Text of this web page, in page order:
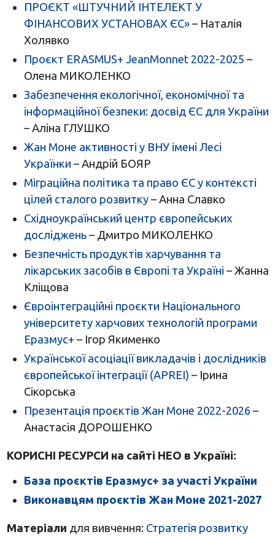
ПРОЄКТ «ШТУЧНИЙ ІНТЕЛЕКТ У
ФІНАНСОВИХ УСТАНОВАХ ЄС»– Наталія
Холявко
Проєкт ERASMUS+ JeanMonnet 2022-2025 –
Олена МИКОЛЕНКО
Забезпечення екологічної, економічної та
інформаційної безпеки: досвід ЄС для України
– Аліна ГЛУШКО
Жан Моне активності у ВНУ імені Лесі
Українки – Андрій БОЯР
Міграційна політика та право ЄС у контексті
цілей сталого розвитку– Анна Славко
Східноукраїнський центр європейських
досліджень– Дмитро МИКОЛЕНКО
Безпечність продуктів харчування та
лікарських засобів в Європі та Україні – Жанна
Кліщова
Євроінтеграційні проєкти Національного
університету харчових технологій програми
Еразмус+ – Ігор Якименко
Української асоціації викладачів і дослідників
європейської інтеграції (APREI) – Ірина
Сікорська
Презентація проєктів Жан Моне 2022-2026 –
Анастасія ДОРОШЕНКО
КОРИСНІ РЕСУРСИ на сайті НЕО в Україні:
База проєктів Еразмус+ за участі України
Виконавцям проєктів Жан Моне 2021-2027
Матеріали для вивчення: Стратегія розвитку